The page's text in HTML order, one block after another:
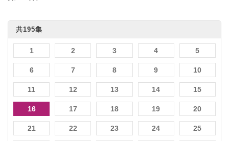
共195集
1 2 3 4 5
6 7 8 9 10
11 12 13 14 15
16 17 18 19 20
21 22 23 24 25